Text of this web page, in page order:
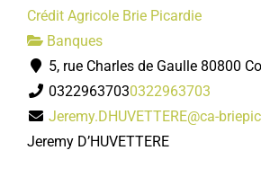
Crédit Agricole Brie Picardie
Banques
5, rue Charles de Gaulle 80800
03229637030322963703
Jeremy.DHUVETTERE@ca-
Jeremy D’HUVETTERE